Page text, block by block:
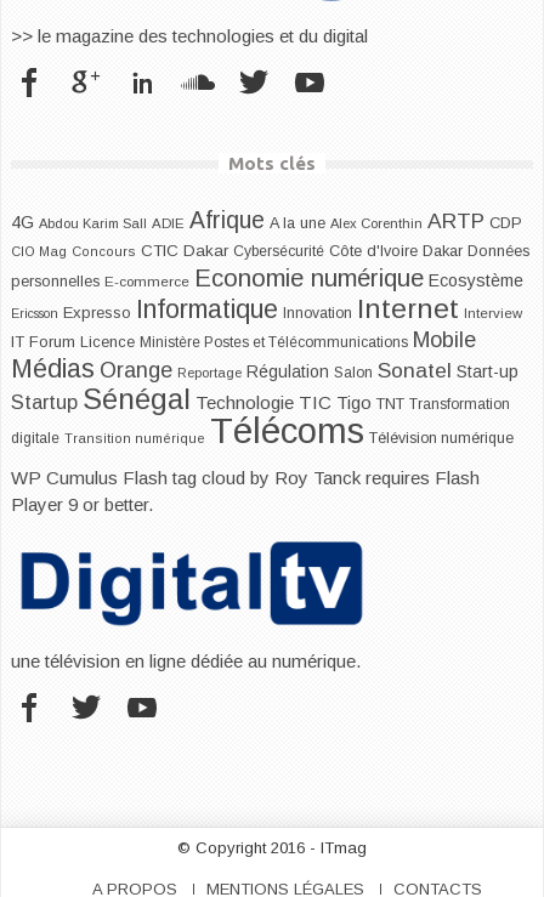
>> le magazine des technologies et du digital
Mots clés
4G Abdou Karim Sall ADIE Afrique A la une Alex Corenthin ARTP CDP
CIO Mag Concours CTIC Dakar Cybersécurité Côte d'Ivoire Dakar Données
personnelles E-commerce Economie numérique Ecosystème
Ericsson Expresso Informatique Innovation Internet Interview
IT Forum Licence Ministère Postes et Télécommunications Mobile
Médias Orange Reportage Régulation Salon Sonatel Start-up
Startup Sénégal Technologie TIC Tigo TNT Transformation
digitale Transition numérique Télécoms Télévision numérique
WP Cumulus Flash tag cloud by Roy Tanck requires Flash
Player 9 or better.
une télévision en ligne dédiée au numérique.
© Copyright 2016 - ITmag
A PROPOS MENTIONS LÉGALES CONTACTS